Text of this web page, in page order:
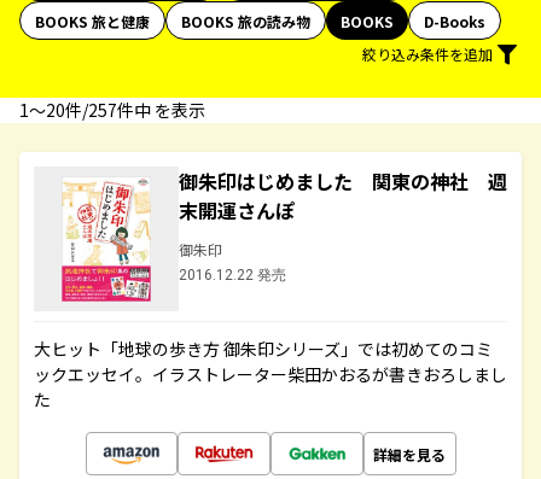
BOOKS 旅と健康
BOOKS 旅の読み物 BOOKS
D-Books
絞り込み条件を追加
1〜20件/257件中 を表示
御朱印はじめました 関東の神社 週
末開運さんぽ
御朱印
2016.12.22 発売
大ヒット「地球の歩き方 御朱印シリーズ」では初めてのコミ
ックエッセイ。イラストレーター柴田かおるが書きおろしまし
た
詳細を見る